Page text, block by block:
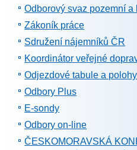
Odborový svaz pozemní a
Zákoník práce
Sdružení nájemníků ČR
Koordinátor veřejné
Odjezdové tabule a
Odbory Plus
E-sondy
Odbory on-line
ČESKOMORAVSKÁ